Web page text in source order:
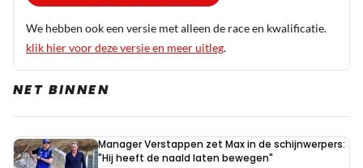
We hebben ook een versie met alleen de race en kwalificatie.
klik hier voor deze versie en meer uitleg.
NET BINNEN
Manager Verstappen zet Max in de schijnwerpers:
"Hij heeft de naald laten bewegen"